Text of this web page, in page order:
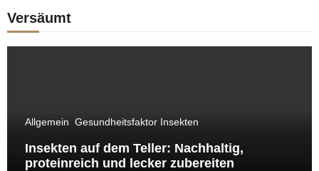
Versäumt
Allgemein Gesundheitsfaktor Insekten
Insekten auf dem Teller: Nachhaltig,
proteinreich und lecker zubereiten